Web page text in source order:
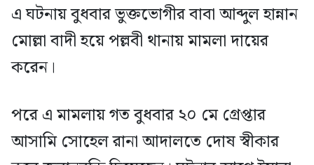
এ ঘটনায় বুধবার ভুক্তভোগীর বাবা আব্দুল হান্নান
মোল্লা বাদী হয়ে পল্লবী থানায় মামলা দায়ের
করেন।
পরে এ মামলায় গত বুধবার ২০ মে গ্রেপ্তার
আসামি সোহেল রানা আদালতে দোষ স্বীকার